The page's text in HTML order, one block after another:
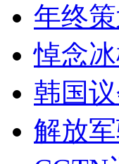
年终
悼念
韩国
解放